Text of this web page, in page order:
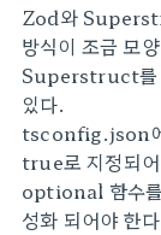
Zod와
방식이 조금 모
Superstruct를
있다.
tsconfig.json
true로 지정되
optional 함수를
성화 되어야 한